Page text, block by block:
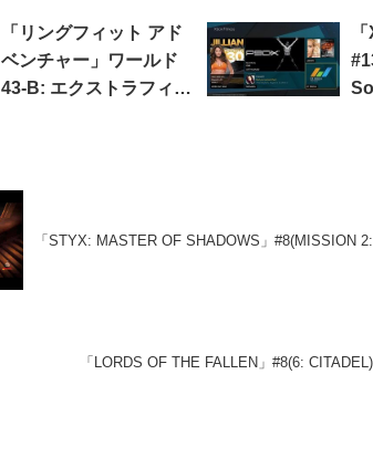
「リングフィット アド
ベンチャー」ワールド
43-B: エクストラフィッ
「STYX: MASTER OF SHADOWS」#8(MISSION
「LORDS OF THE FALLEN」#8(6: CITADEL)